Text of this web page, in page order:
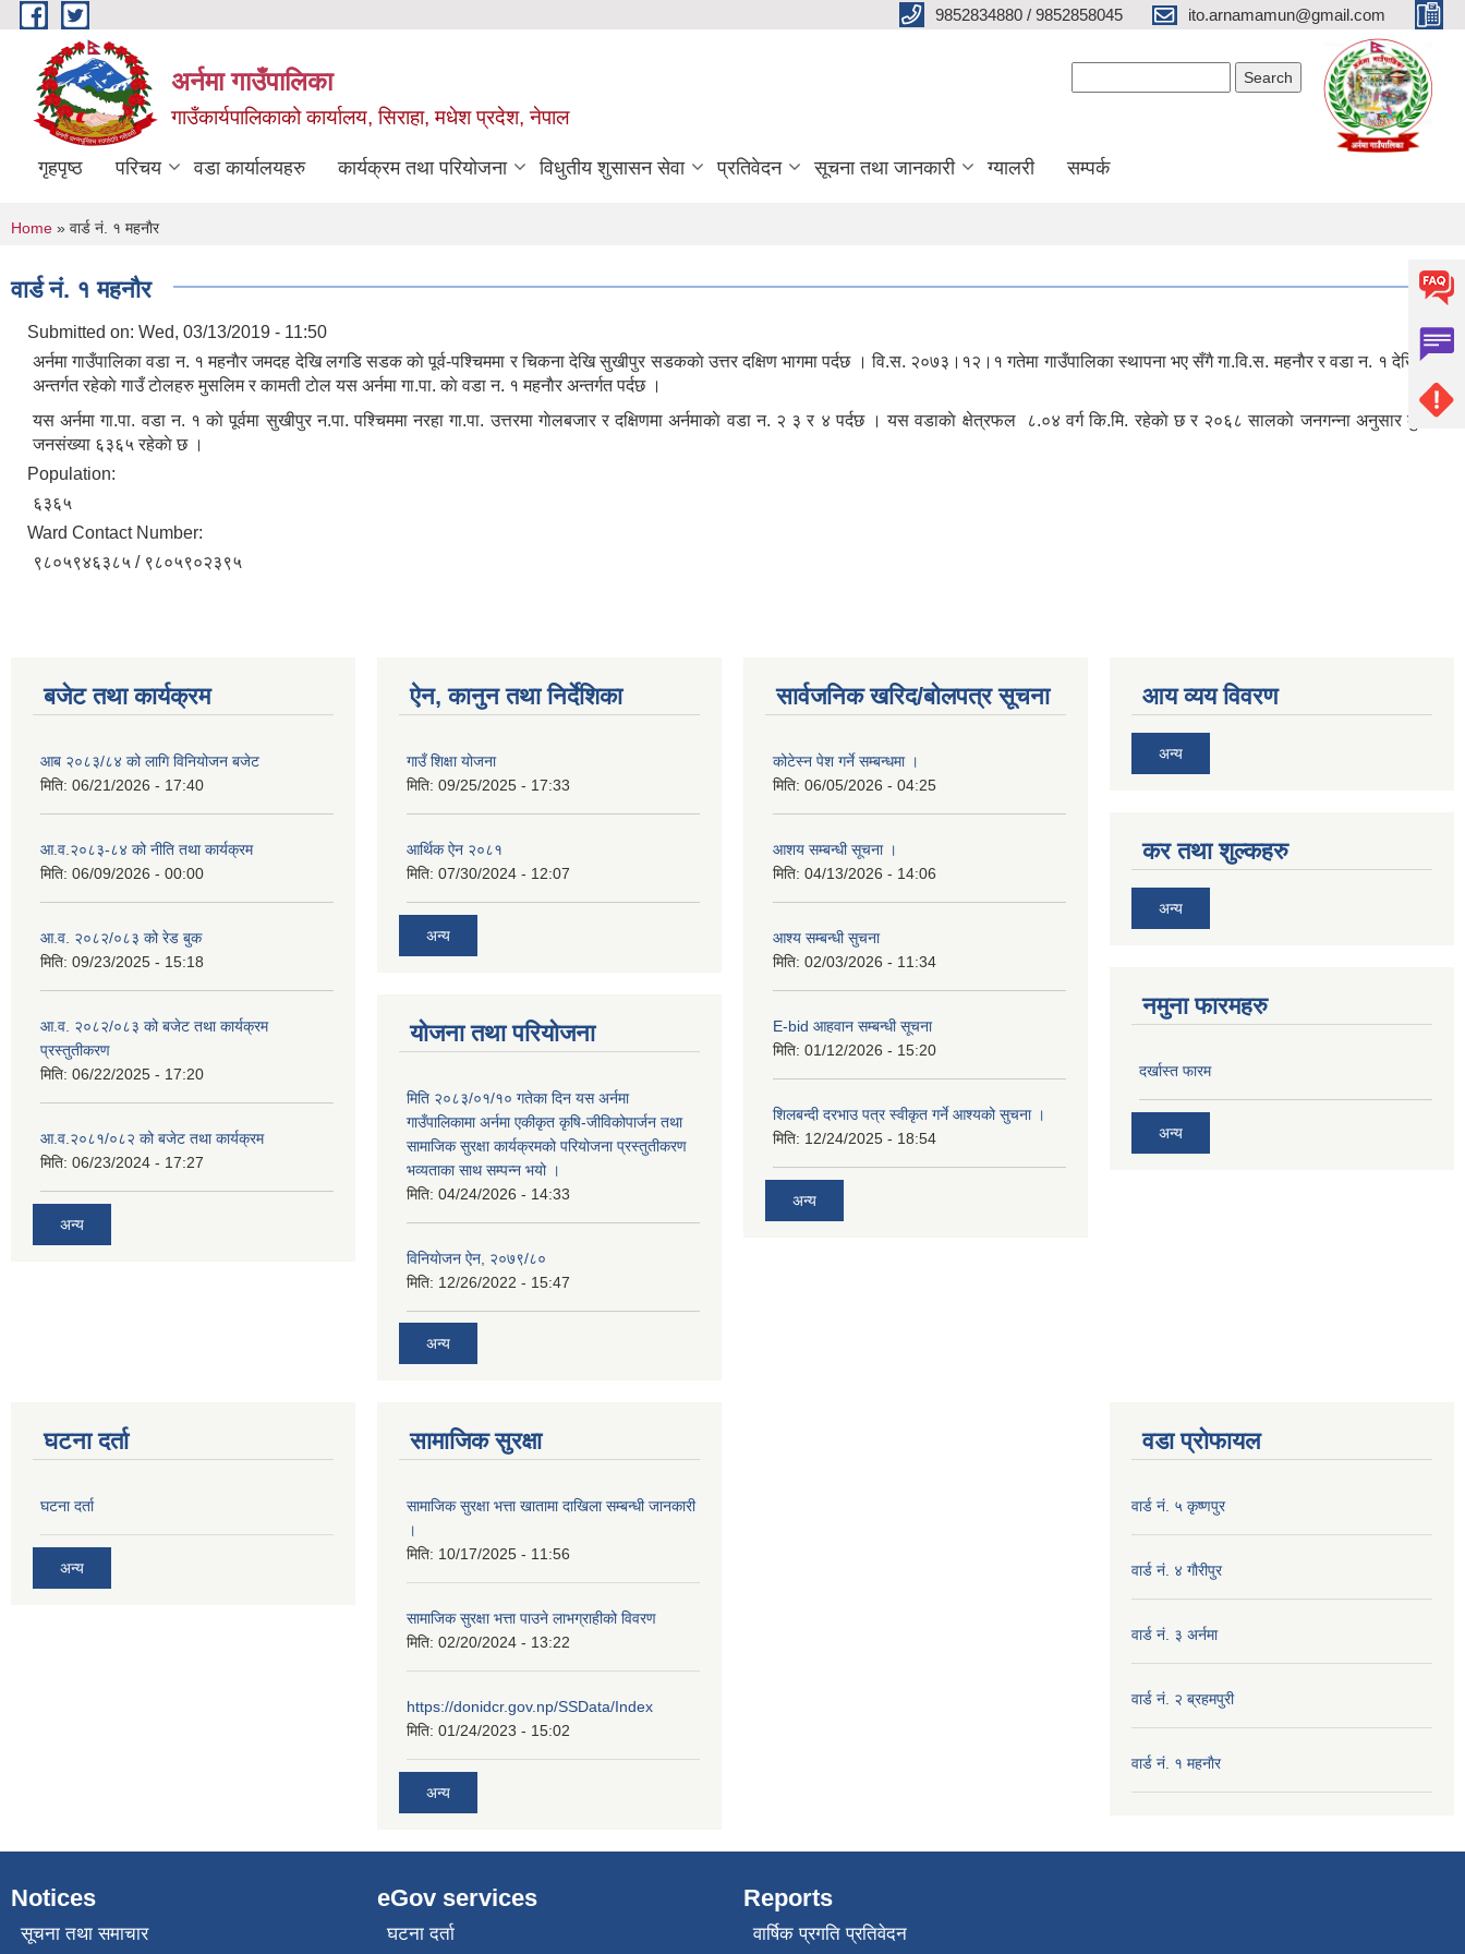
Skip to main content 9852834880 / 9852858045 ito.arnamamun@gmail.com
अर्नमा गाउँपालिका
गाउँकार्यपालिकाको कार्यालय, सिराहा, मधेश प्रदेश, नेपाल
गृहपृष्ठ परिचय वडा कार्यालयहरु कार्यक्रम तथा परियोजना विधुतीय शुसासन सेवा प्रतिवेदन सूचना तथा जानकारी ग्यालरी सम्पर्क
You are here
Home » वार्ड नं. १ महनाैर
वार्ड नं. १ महनाैर
Submitted on: Wed, 03/13/2019 - 11:50
अर्नमा गाउँपालिका वडा ‌न. १ महनाैर जमदह देखि लगडि सडक काे पूर्व-पश्चिममा र चिकना देखि सुखीपुर सडककाे उत्तर दक्षिण भागमा पर्दछ । वि.स. २०७३।१२।१ गतेमा गाउँपालिका स्थापना भए सँगै गा.वि.स. महनाैर र वडा न. १ देखि ९
अन्तर्गत रहेकाे गाउँ टाेलहरु मुसलिम र कामती टाेल यस अर्नमा गा.पा. काे वडा न. १ महनाैर अन्तर्गत पर्दछ ।
यस अर्नमा गा.पा. वडा न. १ काे पूर्वमा सुखीपुर न.पा. पश्चिममा नरहा गा.पा. उत्तरमा गाेलबजार र दक्षिणमा अर्नमाकाे वडा न. २ ३ र ४ पर्दछ । यस वडाकाे क्षेत्रफल ८.०४ वर्ग कि.मि. रहेकाे छ र २०६८ सालकाे जनगन्ना अनुसार कुल
जनसंख्या ६३६५ रहेकाे छ ।
Population:
६३६५
Ward Contact Number:
९८०५९४६३८५ / ९८०५९०२३९५
बजेट तथा कार्यक्रम
आब २०८३/८४ को लागि विनियोजन बजेट
मिति: 06/21/2026 - 17:40
आ.व.२०८३-८४ को नीति तथा कार्यक्रम
मिति: 06/09/2026 - 00:00
आ.व. २०८२/०८३ को रेड बुक
मिति: 09/23/2025 - 15:18
आ.व. २०८२/०८३ को बजेट तथा कार्यक्रम
प्रस्तुतीकरण
मिति: 06/22/2025 - 17:20
आ.व.२०८१/०८२ को बजेट तथा कार्यक्रम
मिति: 06/23/2024 - 17:27
अन्य
ऐन, कानुन तथा निर्देशिका
गाउँ शिक्षा योजना
मिति: 09/25/2025 - 17:33
आर्थिक ऐन २०८१
मिति: 07/30/2024 - 12:07
अन्य
योजना तथा परियोजना
मिति २०८३/०१/१० गतेका दिन यस अर्नमा
गाउँपालिकामा अर्नमा एकीकृत कृषि-जीविकोपार्जन तथा
सामाजिक सुरक्षा कार्यक्रमको परियोजना प्रस्तुतीकरण
भव्यताका साथ सम्पन्न भयो ।
मिति: 04/24/2026 - 14:33
विनियाेजन ऐन, २०७९/८०
मिति: 12/26/2022 - 15:47
अन्य
सार्वजनिक खरिद/बोलपत्र सूचना
कोटेस्न पेश गर्ने सम्बन्धमा ।
मिति: 06/05/2026 - 04:25
आशय सम्बन्धी सूचना ।
मिति: 04/13/2026 - 14:06
आश्य सम्बन्धी सुचना
मिति: 02/03/2026 - 11:34
E-bid आहवान सम्बन्धी सूचना
मिति: 01/12/2026 - 15:20
शिलबन्दी दरभाउ पत्र स्वीकृत गर्ने आश्यको सुचना ।
मिति: 12/24/2025 - 18:54
अन्य
आय व्यय विवरण
अन्य
कर तथा शुल्कहरु
अन्य
नमुना फारमहरु
दर्खास्त फारम
अन्य
घटना दर्ता
घटना दर्ता
अन्य
सामाजिक सुरक्षा
सामाजिक सुरक्षा भत्ता खातामा दाखिला सम्बन्धी जानकारी
।
मिति: 10/17/2025 - 11:56
सामाजिक सुरक्षा भत्ता पाउने लाभग्राहीको विवरण
मिति: 02/20/2024 - 13:22
https://donidcr.gov.np/SSData/Index
मिति: 01/24/2023 - 15:02
अन्य
वडा प्रोफायल
वार्ड नं. ५ कृष्णपुर
वार्ड नं. ४ गाैरीपुर
वार्ड नं. ३ अर्नमा
वार्ड नं. २ ब्रहमपुरी
वार्ड नं. १ महनाैर
Notices
सूचना तथा समाचार
eGov services
घटना दर्ता
Reports
वार्षिक प्रगति प्रतिवेदन